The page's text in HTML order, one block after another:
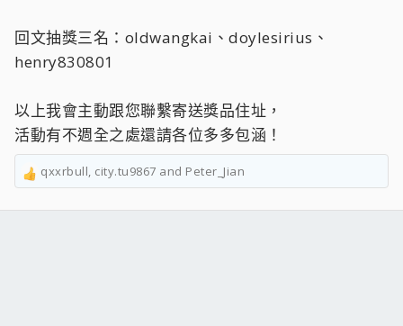
回文抽獎三名：oldwangkai、doylesirius、
henry830801
以上我會主動跟您聯繫寄送獎品住址，
活動有不週全之處還請各位多多包涵！
R
a
qxxrbull, city.tu9867 and Peter_Jian